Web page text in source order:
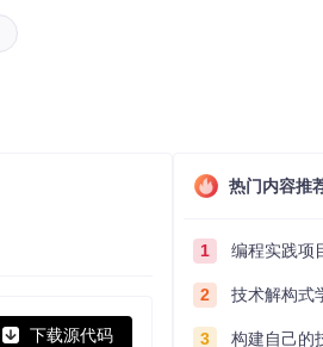
下载源代码
热门内容推
1 编程实践项目探
2 技术解构式学习
3 构建自己的技术世